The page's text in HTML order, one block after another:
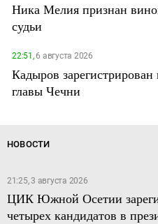
Ника Мелия признан
судьи
22:51,6 августа 2026
Кадыров
главы Чечни
НОВОСТИ
21:25, 3 августа 2026
ЦИК Южной Осетии
четырех кандидатов в